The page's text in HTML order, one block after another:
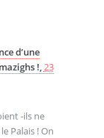
d’une
!,23
-ils ne
Palais ! On